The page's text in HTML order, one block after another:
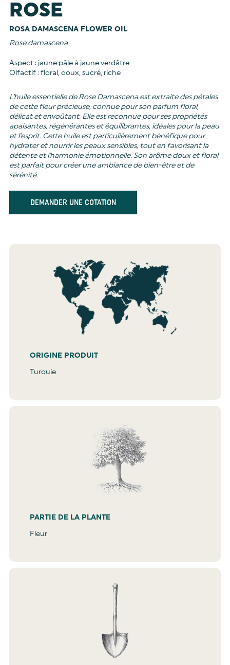
ROSE
ROSA DAMASCENA FLOWER OIL
Rose damascena
Aspect : jaune pâle à jaune verdâtre
Olfactif : floral, doux, sucré, riche
L'huile essentielle de Rose Damascena est extraite des pétales
de cette fleur précieuse, connue pour son parfum floral,
délicat et envoûtant. Elle est reconnue pour ses propriétés
apaisantes, régénérantes et équilibrantes, idéales pour la peau
et l'esprit. Cette huile est particulièrement bénéfique pour
hydrater et nourrir les peaux sensibles, tout en favorisant la
détente et l'harmonie émotionnelle. Son arôme doux et floral
est parfait pour créer une ambiance de bien-être et de
sérénité.
DEMANDER UNE COTATION
ORIGINE PRODUIT
Turquie
PARTIE DE LA PLANTE
Fleur